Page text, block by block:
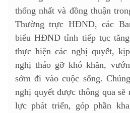
thống nhất và đồng thuận
Thường trực HĐND, các
biểu HĐND tỉnh tiếp tục
thực hiện các nghị quyết,
nghị tháo gỡ khó khăn,
sớm đi vào cuộc sống.
nghị quyết được thông qua sẽ
lực phát triển, góp phần